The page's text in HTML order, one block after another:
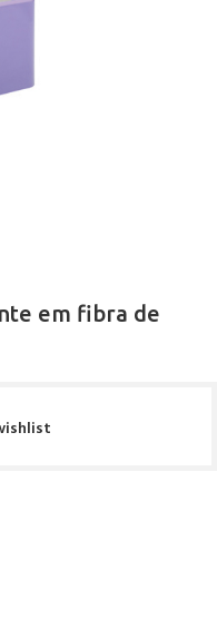
em fibra de